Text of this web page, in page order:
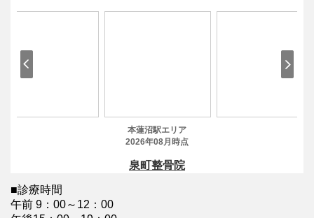
■診療時間
午前 9：00～12：00